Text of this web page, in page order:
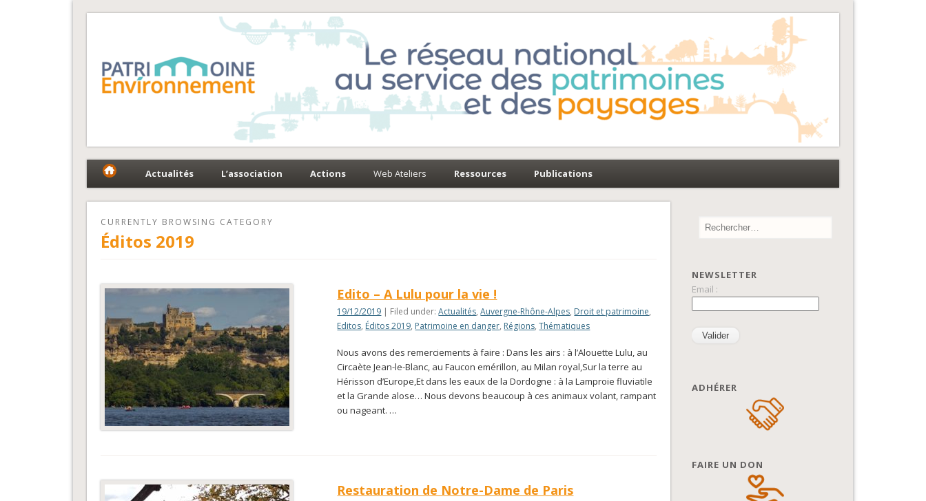
Fédération Patrimoine-Environnement
Actualités L’association Actions Web Ateliers Ressources Publications
CURRENTLY BROWSING CATEGORY
Éditos 2019
Edito – A Lulu pour la vie !
19/12/2019 | Filed under:Actualités,Auvergne-Rhône-Alpes, Droit et patrimoine,
Editos, Éditos 2019, Patrimoine en danger, Régions,Thématiques
Nous avons des remerciements à faire : Dans les airs : à l’Alouette Lulu, au
Circaète Jean-le-Blanc, au Faucon emérillon, au Milan royal,Sur la terre au
Hérisson d’Europe,Et dans les eaux de la Dordogne : à la Lamproie fluviatile
et la Grande alose… Nous devons beaucoup à ces animaux volant, rampant
ou nageant. …
Restauration de Notre-Dame de Paris
NEWSLETTER
Email :
ADHÉRER
FAIRE UN DON